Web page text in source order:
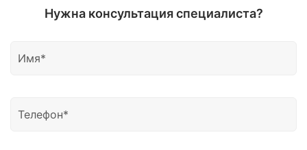
Нужна консультация специалиста?